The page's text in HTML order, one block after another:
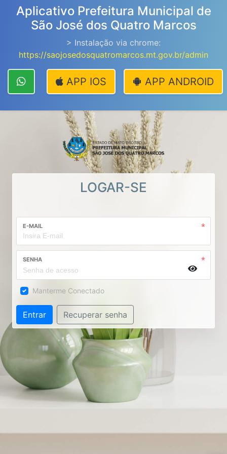
Aplicativo Prefeitura Municipal de
São José dos Quatro Marcos
> Instalação via chrome:
https://saojosedosquatromarcos.mt.gov.br/admin
APP ANDROID
APP IOS
LOGAR-SE
E-MAIL
SENHA
Manterme Conectado
Entrar Recuperar senha